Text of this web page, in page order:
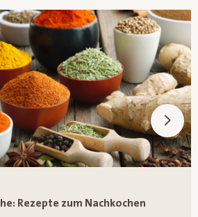
Rezepte zum Nachkochen